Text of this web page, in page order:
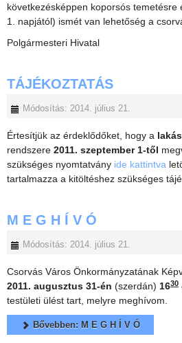
következésképpen koporsós
1. napjától) ismét van lehetőség a
Polgármesteri Hivatal
TÁJÉKOZTATÁS
Módosítás: 2014. július 21.
Értesítjük az érdeklődőket, hogy a
rendszere 2011. szeptember 1-től
szükséges nyomtatvány ide kattintva
tartalmazza a kitöltéshez szükséges
M E G H Í V Ó
Módosítás: 2014. július 21.
Csorvás Város Önkormányzatának
2011. augusztus 31-én (szerdán) 1630
testületi ülést tart, melyre meghívom.
Bővebben: M E G H Í V Ó